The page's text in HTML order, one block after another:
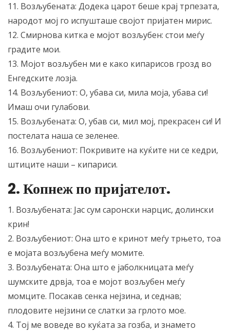
11. Возљубената: Додека царот беше крај трпезата,
народот мој го испушташе својот пријатен мирис.
12. Смирнова китка е мојот возљубен: стои меѓу
градите мои.
13. Мојот возљубен ми е како кипарисов грозд во
Енгедските лозја.
14. Возљубениот: О, убава си, мила моја, убава си!
Имаш очи гулабови.
15. Возљубената: О, убав си, мил мој, прекрасен си! И
постелата наша се зеленее.
16. Возљубениот: Покривите на куќите ни се кедри,
штиците наши – кипариси.
2. Копнеж по пријателот.
1. Возљубената: Јас сум саронски нарцис, долински
крин!
2. Возљубениот: Она што е кринот меѓу трњето, тоа
е мојата возљубена меѓу момите.
3. Возљубената: Она што е јаболкницата меѓу
шумските дрвја, тоа е мојот возљубен меѓу
момците. Посакав сенка нејзина, и седнав;
плодовите нејзини се слатки за грлото мое.
4. Тој ме воведе во куќата за гозба, и знамето